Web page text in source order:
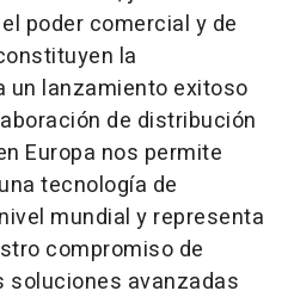
poder comercial y de
la
un lanzamiento exitoso
de distribución
Europa nos permite
tecnología de
mundial y representa
compromiso de
avanzadas